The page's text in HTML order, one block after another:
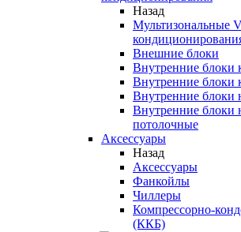
Назад
Мультизональные
Внешние блоки
Внутренние блоки
Внутренние блоки
Внутренние блоки
Внутренние блоки
потолочные
Аксессуары
Назад
Аксессуары
Фанкойлы
Чиллеры
Компрессорно-
(ККБ)